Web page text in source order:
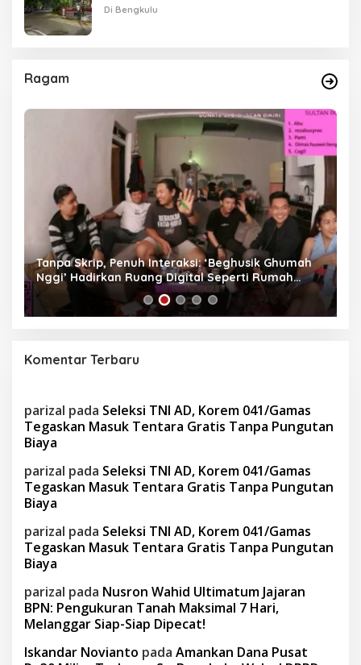
Meluas
Di Bengkulu
Ragam
Tanpa Skrip, Penuh Interaksi: ‘Beghusik Ghumah
Nggi’ Hadirkan Ruang Digital Seperti Rumah
Sendiri
Komentar Terbaru
parizal pada Seleksi TNI AD, Korem 041/Gamas
Tegaskan Masuk Tentara Gratis Tanpa Pungutan
Biaya
parizal pada Seleksi TNI AD, Korem 041/Gamas
Tegaskan Masuk Tentara Gratis Tanpa Pungutan
Biaya
parizal pada Seleksi TNI AD, Korem 041/Gamas
Tegaskan Masuk Tentara Gratis Tanpa Pungutan
Biaya
parizal pada Nusron Wahid Ultimatum Jajaran
BPN: Pengukuran Tanah Maksimal 7 Hari,
Melanggar Siap-Siap Dipecat!
Iskandar Novianto pada Amankan Dana Pusat